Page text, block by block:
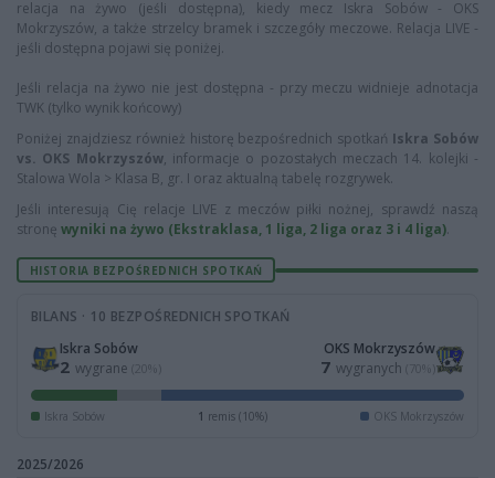
relacja na żywo (jeśli dostępna), kiedy mecz Iskra Sobów - OKS
Mokrzyszów, a także strzelcy bramek i szczegóły meczowe. Relacja LIVE -
jeśli dostępna pojawi się poniżej.
Jeśli relacja na żywo nie jest dostępna - przy meczu widnieje adnotacja
TWK (tylko wynik końcowy)
Poniżej znajdziesz również historę bezpośrednich spotkań Iskra Sobów
vs. OKS Mokrzyszów, informacje o pozostałych meczach 14. kolejki -
Stalowa Wola > Klasa B, gr. I oraz aktualną tabelę rozgrywek.
Jeśli interesują Cię relacje LIVE z meczów piłki nożnej, sprawdź naszą
stronę wyniki na żywo (Ekstraklasa, 1 liga, 2 liga oraz 3 i 4 liga).
HISTORIA BEZPOŚREDNICH SPOTKAŃ
BILANS · 10 BEZPOŚREDNICH SPOTKAŃ
Iskra Sobów
2 wygrane (20%)
OKS Mokrzyszów
7 wygranych (70%)
Iskra Sobów 1 remis (10%) OKS Mokrzyszów
2025/2026